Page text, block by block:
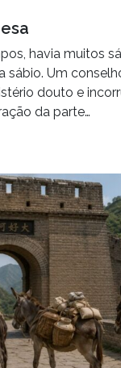
havia muitos
sábio. Um
douto e
da parte…